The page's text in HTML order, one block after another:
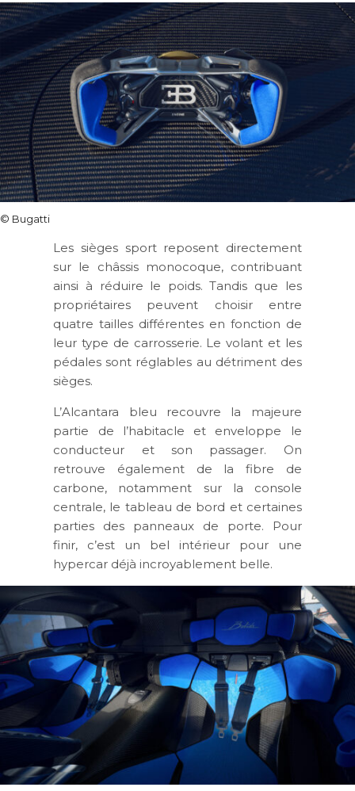
© Bugatti
Les sièges sport reposent directement
sur le châssis monocoque, contribuant
ainsi à réduire le poids. Tandis que les
propriétaires peuvent choisir entre
quatre tailles différentes en fonction de
leur type de carrosserie. Le volant et les
pédales sont réglables au détriment des
sièges.
L’Alcantara bleu recouvre la majeure
partie de l’habitacle et enveloppe le
conducteur et son passager. On
retrouve également de la fibre de
carbone, notamment sur la console
centrale, le tableau de bord et certaines
parties des panneaux de porte. Pour
finir, c’est un bel intérieur pour une
hypercar déjà incroyablement belle.